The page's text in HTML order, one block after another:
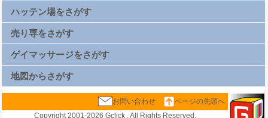
札幌ゲイバー一覧
上野ゲイバー一覧
新橋ゲイバー一覧
新宿2丁目ゲイバー一覧
名古屋ゲイバー一覧
大阪キタゲイバー一覧
大阪新世界ゲイバー一覧
博多ゲイバー一覧
ハッテン場をさがす
札幌ハッテン場一覧
上野ハッテン場一覧
新橋ハッテン場一覧
新宿2丁目ハッテン場一覧
名古屋ハッテン場一覧
大阪キタハッテン場一覧
大阪新世界ハッテン場一覧
広島ハッテン場一覧
那覇ハッテン場一覧
売り専をさがす
札幌売り専一覧
上野売り専一覧
新橋売り専一覧
新宿2丁目売り専一覧
横浜売り専一覧
名古屋売り専一覧
大阪キタ売り専一覧
大阪ミナミ売り専一覧
大阪新世界売り専一覧
ゲイマッサージをさがす
札幌ゲイマッサージ一覧
上野ゲイマッサージ一覧
新橋ゲイマッサージ一覧
渋谷ゲイマッサージ一覧
西新宿ゲイマッサージ一覧
横浜ゲイマッサージ一覧
名古屋ゲイマッサージ一覧
地図からさがす
札幌地図
仙台地図
浅草地図
新橋地図
渋谷地図
お問い合わせ
ページの先頭へ
Copyright 2001-2026 Gclick , All Rights Reserved.